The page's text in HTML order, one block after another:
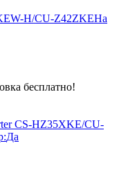
H/CU-Z42ZKEНа
бесплатно!
CS-HZ35XKE/CU-
Да